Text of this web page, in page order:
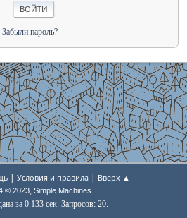
Забыли пароль?
| Условия и правила | Вверх ▲
© 2023, Simple Machines
за 0.133 сек. Запросов: 20.